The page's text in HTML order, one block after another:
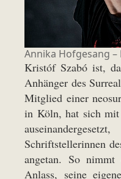
Annika Hofgesang
Kristóf Szabó ist,
Anhänger des
Mitglied einer
in Köln, hat sich mit
Schriftstellerinnen
angetan. So
Anlass, seine